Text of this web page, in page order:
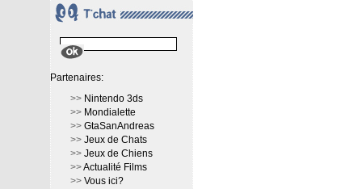
Partenaires:
>> Nintendo 3ds
>> Mondialette
>> GtaSanAndreas
>> Jeux de Chats
>> Jeux de Chiens
>>Actualité Films
>> Vous ici?